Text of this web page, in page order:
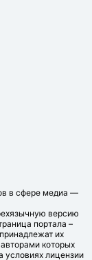
в сфере медиа —
версию
портала –
их
которых
лицензии